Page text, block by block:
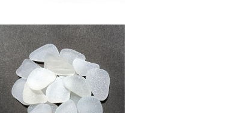
(2～2.5cm・白色系)クラフト用
シーグラス素材 SS-508
¥600
SOLD OUT